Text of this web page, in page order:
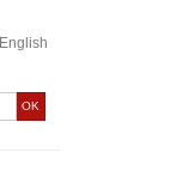
English
OK